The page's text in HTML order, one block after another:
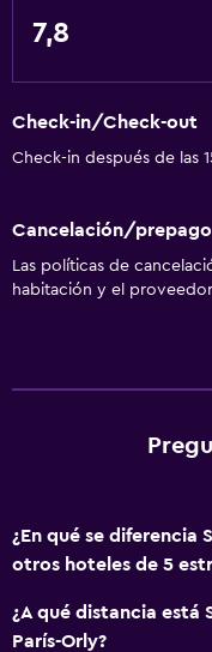
7,8
Check-in/Check-out
Check-in después de las
Cancelación/prepago
Las políticas de
habitación y el
¿En qué se diferencia
otros hoteles de 5
¿A qué distancia está
París-Orly?